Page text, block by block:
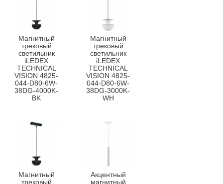
Магнитный
трековый
светильник
iLEDEX
TECHNICAL
VISION 4825-
044-D80-6W-
38DG-4000K-
BK
Магнитный
трековый
светильник
iLEDEX
TECHNICAL
VISION 4825-
044-D80-6W-
38DG-3000K-
WH
Магнитный
трековый
Акцентный
магнитный